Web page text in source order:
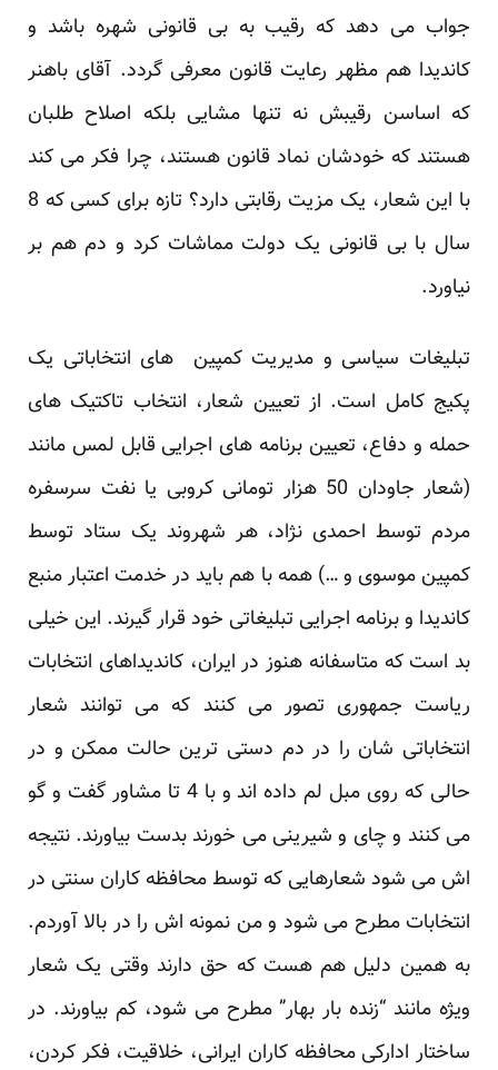
جواب می دهد که رقیب به بی قانونی شهره باشد و
کاندیدا هم مظهر رعایت قانون معرفی گردد. آقای باهنر
که اساسن رقیبش نه تنها مشایی بلکه اصلاح طلبان
هستند که خودشان نماد قانون هستند، چرا فکر می کند
با این شعار، یک مزیت رقابتی دارد؟ تازه برای کسی که 8
سال با بی قانونی یک دولت مماشات کرد و دم هم بر
نیاورد.
تبلیغات سیاسی و مدیریت کمپین های انتخاباتی یک
پکیج کامل است. از تعیین شعار، انتخاب تاکتیک های
حمله و دفاع، تعیین برنامه های اجرایی قابل لمس مانند
(شعار جاودان 50 هزار تومانی کروبی یا نفت سرسفره
مردم توسط احمدی نژاد، هر شهروند یک ستاد توسط
کمپین موسوی و …) همه با هم باید در خدمت اعتبار منبع
کاندیدا و برنامه اجرایی تبلیغاتی خود قرار گیرند. این خیلی
بد است که متاسفانه هنوز در ایران، کاندیداهای انتخابات
ریاست جمهوری تصور می کنند که می توانند شعار
انتخاباتی شان را در دم دستی ترین حالت ممکن و در
حالی که روی مبل لم داده اند و با 4 تا مشاور گفت و گو
می کنند و چای و شیرینی می خورند بدست بیاورند. نتیجه
اش می شود شعارهایی که توسط محافظه کاران سنتی در
انتخابات مطرح می شود و من نمونه اش را در بالا آوردم.
به همین دلیل هم هست که حق دارند وقتی یک شعار
ویژه مانند “زنده بار بهار” مطرح می شود، کم بیاورند. در
ساختار ادارکی محافظه کاران ایرانی، خلاقیت، فکر کردن،